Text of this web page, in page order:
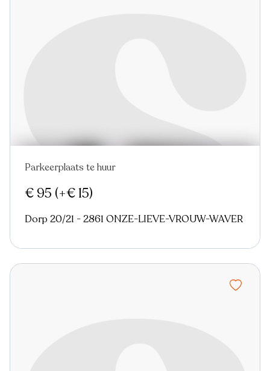
Parkeerplaats te huur
€ 95 (+€ 15)
Dorp 20/21 - 2861 ONZE-LIEVE-VROUW-WAVER